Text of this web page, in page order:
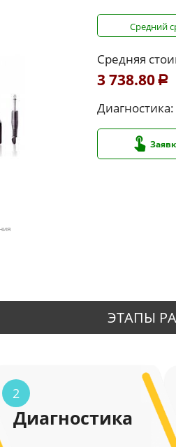
Средний
Средняя
3 738.80 Р
Диагностика:
ЭТАПЫ
2
Диагностика